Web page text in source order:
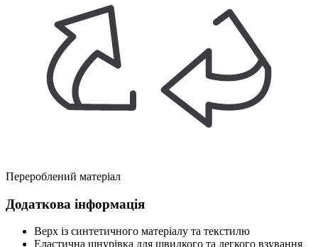
Перероблений матеріал
Додаткова інформація
Верх із синтетичного матеріалу та текстилю
Еластична шнурівка для швидкого та легкого взування